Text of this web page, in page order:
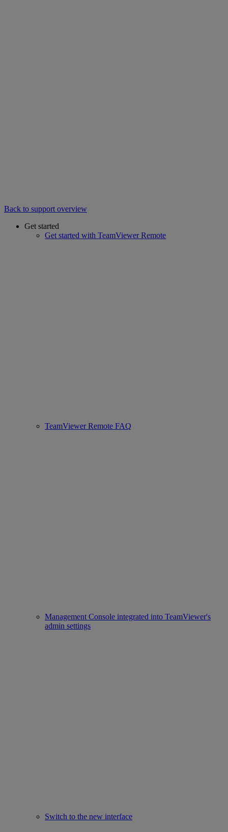
Back to support overview
Get started
Get started with TeamViewer Remote
TeamViewer Remote FAQ
Management Console integrated into TeamViewer's
admin settings
Switch to the new interface